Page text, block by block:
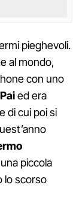
pieghevoli.
al mondo,
con uno
ed era
di cui poi si
piccola
lo scorso